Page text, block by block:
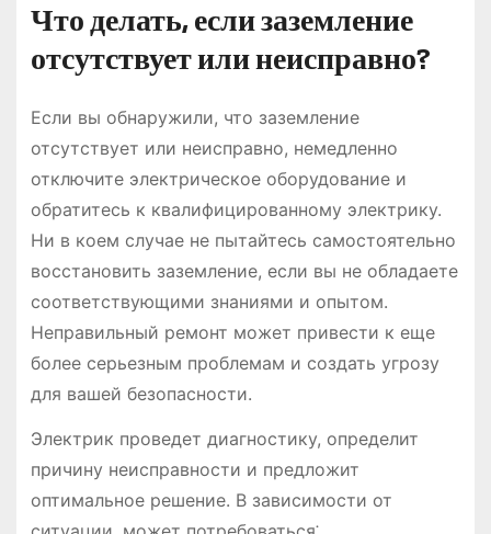
Что делать, если заземление
отсутствует или неисправно?
Если вы обнаружили, что заземление
отсутствует или неисправно, немедленно
отключите электрическое оборудование и
обратитесь к квалифицированному электрику.
Ни в коем случае не пытайтесь самостоятельно
восстановить заземление, если вы не обладаете
соответствующими знаниями и опытом.
Неправильный ремонт может привести к еще
более серьезным проблемам и создать угрозу
для вашей безопасности.
Электрик проведет диагностику, определит
причину неисправности и предложит
оптимальное решение. В зависимости от